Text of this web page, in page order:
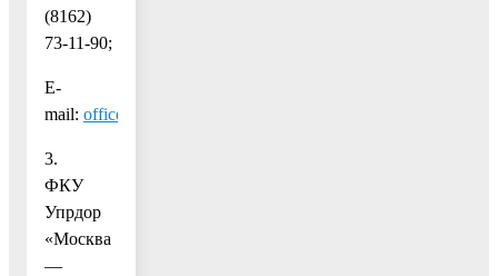
(8162)
73-11-90;
E-
mail: office@e105.ru
3.
ФКУ
Упрдор
«Москва
—